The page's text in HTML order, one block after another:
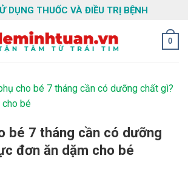
DỤNG THUỐC VÀ ĐIỀU TRỊ BỆNH
0
cho bé 7 tháng cần có dưỡng chất gì?
bé
bé 7 tháng cần có dưỡng
đơn ăn dặm cho bé